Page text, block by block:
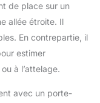
de place sur un
allée étroite. Il
En contrepartie, il
estimer
à l’attelage.
avec un porte-